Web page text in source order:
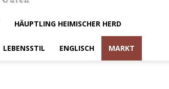
HÄUPTLING HEIMISCHER HERD
LEBENSSTIL ENGLISCH MARKT